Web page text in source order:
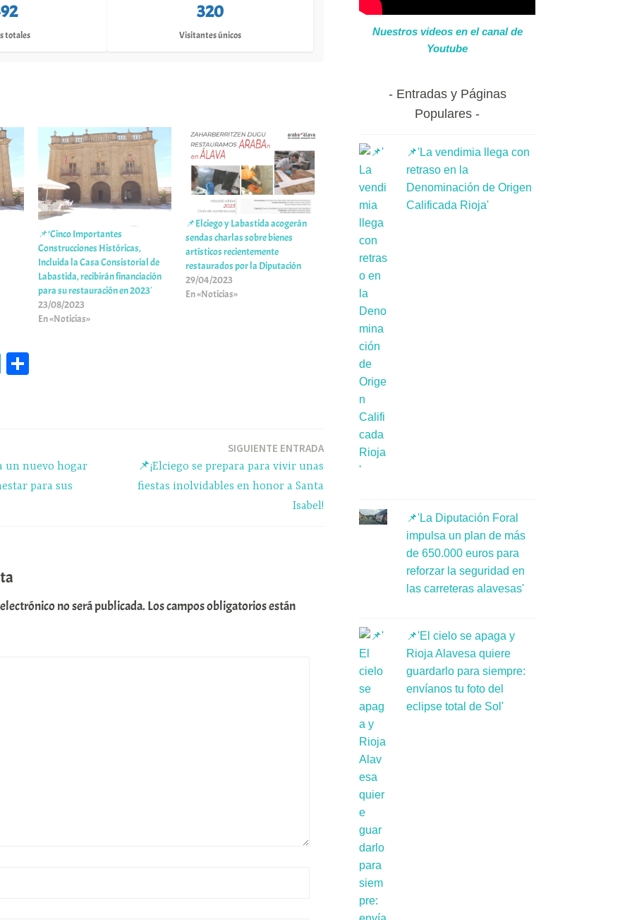
totales
320
Visitantes únicos
📌’Cinco Importantes
Construcciones Históricas,
Incluida la Casa Consistorial de
Labastida, recibirán financiación
para su restauración en 2023′
23/08/2023
En «Noticias»
📌Elciego y Labastida acogerán
sendas charlas sobre bienes
artísticos recientemente
restaurados por la Diputación
29/04/2023
En «Noticias»
Te
r
un nuevo hogar
para sus
SIGUIENTE ENTRADA
📌¡Elciego se prepara para vivir unas
fiestas inolvidables en honor a Santa
Isabel!
no será publicada. Los campos obligatorios están
Nuestros videos en el canal de
Youtube
Entradas y Páginas
Populares
📌'La vendimia llega con
retraso en la
Denominación de Origen
Calificada Rioja'
📌'La Diputación Foral
impulsa un plan de más
de 650.000 euros para
reforzar la seguridad en
las carreteras alavesas'
📌'El cielo se apaga y
Rioja Alavesa quiere
guardarlo para siempre:
envíanos tu foto del
eclipse total de Sol'